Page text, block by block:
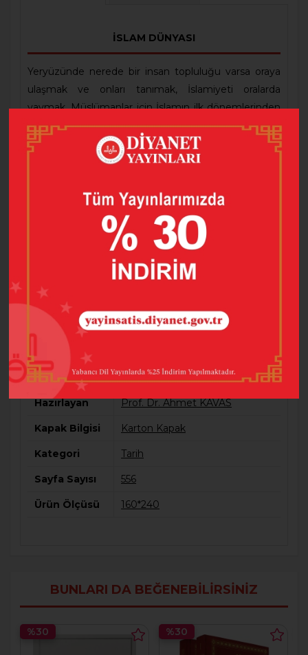
İSLAM DÜNYASI
Yeryüzünde nerede bir insan topluluğu varsa oraya
ulaşmak ve onları tanımak, İslamiyeti oralarda
yaymak, Müslümanlar için İslamın ilk dönemlerinden
itibaren bir görev olarak benimsenmiştir. İslam tarihi
boyunca ilk defa İslamiyet adına bir bölge fetih
hareketine girişildiğinde oranın halkının canına,
vermek bir tarafa bilakis bunlar koruma altına
Eser, Filistin, Endonezya, Hindistan, Katar, Kuveyt,
Pakistan, Tunus, Özbekistan, Suudi Arabistan,
Arnavutluk, Bosna-Hersek, Kosova gibi İslam
ülkelerini ve tarihini anlatmaktadır.
Barkod 9786257396547
Baskı Sayısı
Dil Türkçe
Hazırlayan Prof. Dr. Ahmet KAVAS
Kapak Bilgisi Karton Kapak
Kategori Tarih
Sayfa Sayısı 556
Ürün Ölçüsü 160*240
BUNLARI DA BEĞENEBILIRSINIZ
%30 %30